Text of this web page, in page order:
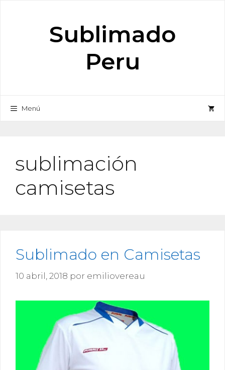
Sublimado
Peru
Menú
sublimación
camisetas
Sublimado en Camisetas
10 abril, 2018 por emiliovereau